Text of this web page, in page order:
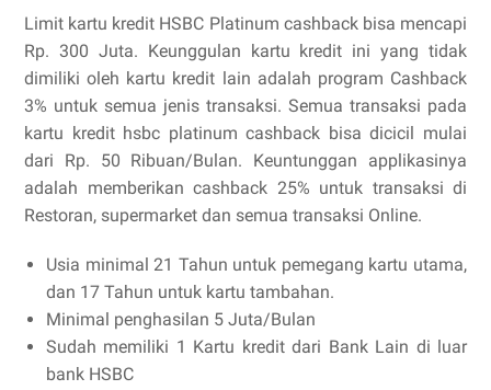
Limit kartu kredit HSBC Platinum cashback bisa mencapi
Rp. 300 Juta. Keunggulan kartu kredit ini yang tidak
dimiliki oleh kartu kredit lain adalah program Cashback
3% untuk semua jenis transaksi. Semua transaksi pada
kartu kredit hsbc platinum cashback bisa dicicil mulai
dari Rp. 50 Ribuan/Bulan. Keuntunggan applikasinya
adalah memberikan cashback 25% untuk transaksi di
Restoran, supermarket dan semua transaksi Online.
Usia minimal 21 Tahun untuk pemegang kartu utama,
dan 17 Tahun untuk kartu tambahan.
Minimal penghasilan 5 Juta/Bulan
Sudah memiliki 1 Kartu kredit dari Bank Lain di luar
bank HSBC